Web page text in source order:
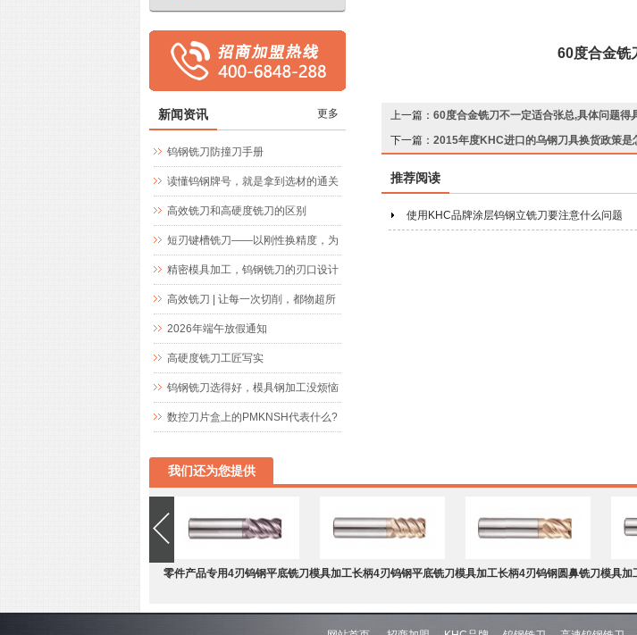
60度合金铣
上一篇： 60度合金铣刀不一定适合张总,具体问题得
下一篇： 2015年度KHC进口的乌钢刀具换货政策是
推荐阅读
使用KHC品牌涂层钨钢立铣刀要注意什么问题
新闻资讯 更多
钨钢铣刀防撞刀手册
读懂钨钢牌号，就是拿到选材的通关
文牒
高效铣刀和高硬度铣刀的区别
短刃键槽铣刀——以刚性换精度，为
精密键槽加工而生
精密模具加工，钨钢铣刀的刃口设计
究竟藏着什么玄机
高效铣刀 | 让每一次切削，都物超所
值
2026年端午放假通知
高硬度铣刀工匠写实
钨钢铣刀选得好，模具钢加工没烦恼
数控刀片盒上的PMKNSH代表什么?
我们还为您提供
零件产品专用4刃钨钢平底铣刀模具加工长柄4刃钨钢平底铣刀模具加工长柄4刃钨钢圆鼻铣刀模具加